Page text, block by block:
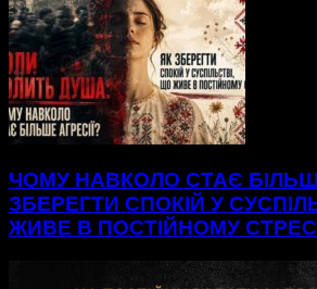
ЧОМУ НАВКОЛО СТАЄ
ЗБЕРЕГТИ СПОКІЙ У
ЖИВЕ В ПОСТІЙНОМУ